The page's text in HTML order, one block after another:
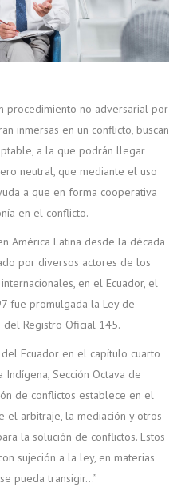
procedimiento no adversarial por
inmersas en un conflicto, buscan
a la que podrán llegar
neutral, que mediante el uso
a que en forma cooperativa
en el conflicto.
América Latina desde la década
por diversos actores de los
en el Ecuador, el
fue promulgada la Ley de
Registro Oficial 145.
Ecuador en el capítulo cuarto
Indígena, Sección Octava de
de conflictos establece en el
el arbitraje, la mediación y otros
la solución de conflictos. Estos
sujeción a la ley, en materias
pueda transigir…”